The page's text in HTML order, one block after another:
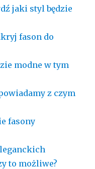
jaki styl będzie
fason do
modne w tym
z czym
fasony
to możliwe?